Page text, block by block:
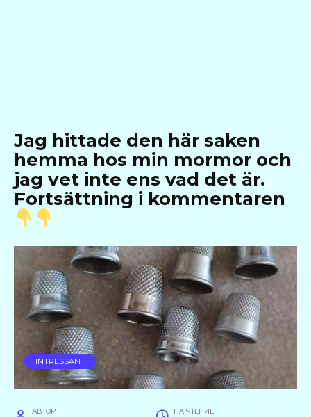
Jag hittade den här saken
hemma hos min mormor och
jag vet inte ens vad det är.
Fortsättning i kommentaren
INTRESSANT
АВТОР НА ЧТЕНИЕ